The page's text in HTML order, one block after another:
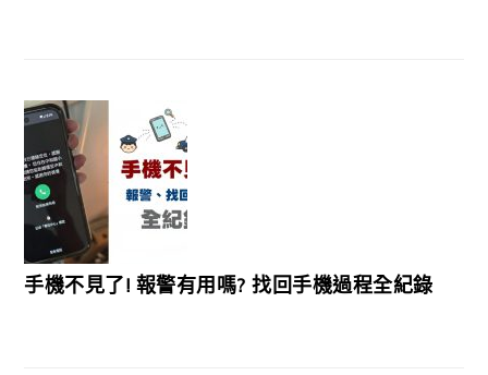
手機不見了! 報警有用嗎? 找回手機過程全紀錄